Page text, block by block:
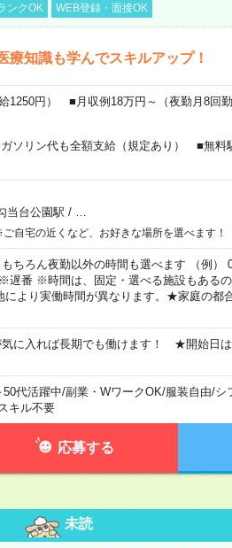
ンクOK WEB登録・面接OK
療知識も学んでスキルアップ！
1250円） ■月収例18万円～（夜勤月8回勤
ソリン代も全額支給（規定あり） ■無料
当台公園駅 /
自宅の近くなど、お好きな場所を選べます！
ちろん夜勤以外の時間も選べます （例
番 ※時間は、固定・選べる施設もあるの
より実働時間が異なります。★家庭の都
気に入れば長期でも働けます！ ★開始日
50代活躍中/副業・WワークOK/服装自由/シ
キル不要
応募する
未読